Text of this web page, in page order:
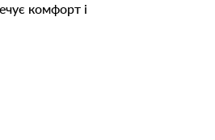
комфорт і